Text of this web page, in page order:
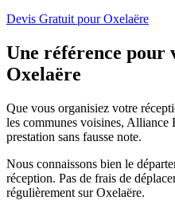
Devis Gratuit pourOxelaëre
Une référence pour
Oxelaëre
Que vous organisiez votre
les communes voisines, Alliance
prestation sans fausse note.
Nous connaissons bien le
réception. Pas de frais de
régulièrement surOxelaëre.